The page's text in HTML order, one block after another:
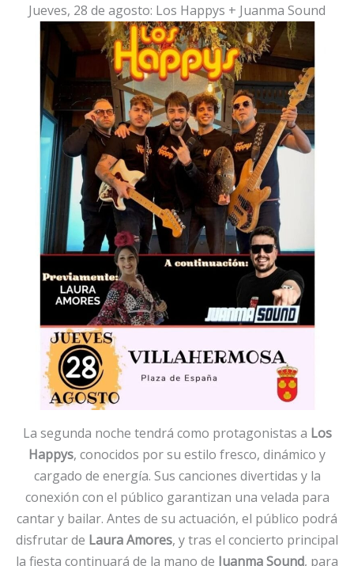
Jueves, 28 de agosto: Los Happys + Juanma Sound
La segunda noche tendrá como protagonistas a Los
Happys, conocidos por su estilo fresco, dinámico y
cargado de energía. Sus canciones divertidas y la
conexión con el público garantizan una velada para
cantar y bailar. Antes de su actuación, el público podrá
disfrutar de Laura Amores, y tras el concierto principal
la fiesta continuará de la mano de Juanma Sound, para